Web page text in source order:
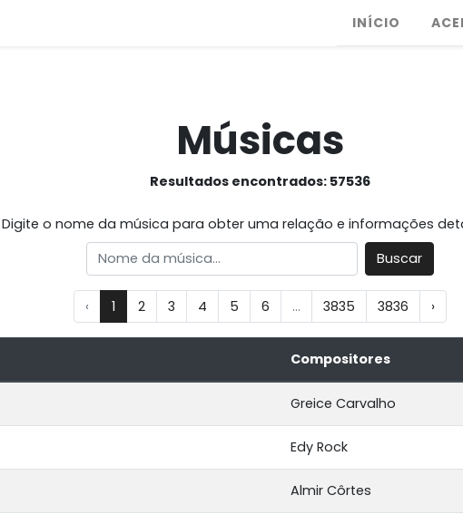
INÍCIO
Músicas
Resultados encontrados: 57536
Digite o nome da música para obter uma relação e informações
Buscar
‹ 1 2 3 4 5 6 ... 3835 3836 ›
Compositores
Greice Carvalho
Edy Rock
Almir Côrtes